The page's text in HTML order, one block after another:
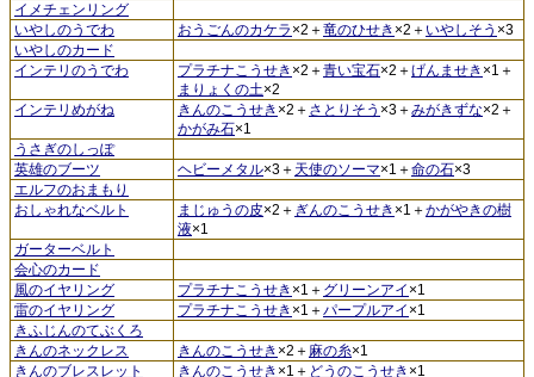
イメチェンリング
いやしのうでわ
おうごんのカケラ ×2＋竜のひせき ×2＋ いやしそう ×3
いやしのカード
インテリのうでわ
プラチナこうせき ×2＋青い宝石×2＋げんませき ×1＋
まりょくの土×2
インテリめがね
きんのこうせき ×2＋ さとりそう ×3＋みがきずな×2＋
かがみ石×1
うさぎのしっぽ
英雄のブーツ
ヘビーメタル×3＋ 天使のソーマ×1＋命の石×3
エルフのおまもり
おしゃれなベルト
まじゅうの皮×2＋ ぎんのこうせき ×1＋かがやきの樹
液×1
ガーターベルト
会心のカード
風のイヤリング
プラチナこうせき ×1＋ グリーンアイ ×1
雷のイヤリング
プラチナこうせき ×1＋パープルアイ ×1
きふじんのてぶくろ
きんのネックレス
きんのこうせき ×2＋ 麻の糸×1
きんのブレスレット
きんのこうせき ×1＋ どうのこうせき ×1